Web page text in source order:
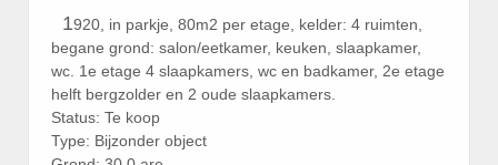
1920, in parkje, 80m2 per etage, kelder: 4 ruimten,
begane grond: salon/eetkamer, keuken, slaapkamer,
wc. 1e etage 4 slaapkamers, wc en badkamer, 2e etage
helft bergzolder en 2 oude slaapkamers.
Status: Te koop
Type: Bijzonder object